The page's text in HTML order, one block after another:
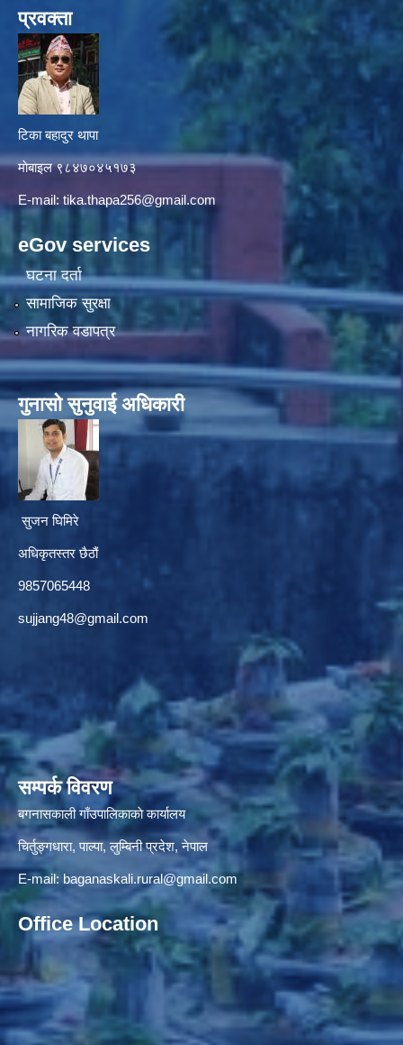
प्रवक्ता
टिका बहादुर थापा
माे‍बाइल ९८४७०४५१७३
E-mail: tika.thapa256@gmail.com
eGov services
घटना दर्ता
सामाजिक सुरक्षा
नागरिक वडापत्र
गुनासाे सुनुवाई अधिकारी
सुजन घिमिरे
अधिकृतस्तर छैठौं‌
9857065448
sujjang48@gmail.com
सम्पर्क विवरण
बगनासकाली गाँउपालिकाकाे कार्यालय
चिर्तुङ्गधारा, पाल्पा, लुम्बिनी प्रदेश, नेपाल
E-mail: baganaskali.rural@gmail.com
Office Location